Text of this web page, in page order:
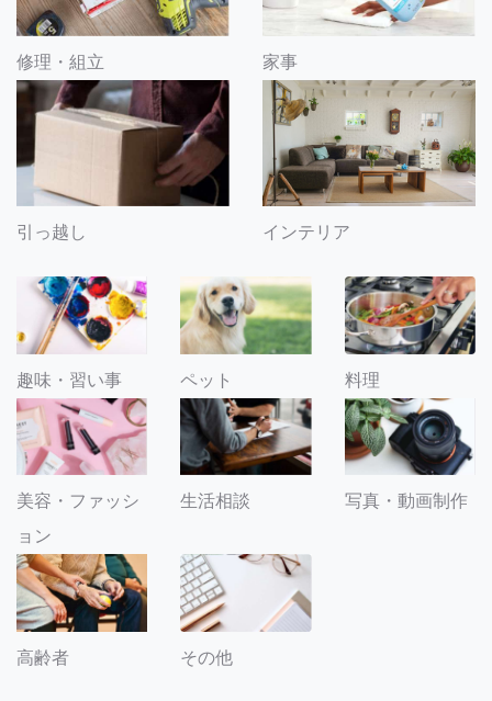
修理・組立 家事
引っ越し インテリア
趣味・習い事 ペット 料理
美容・ファッシ
ョン
生活相談 写真・動画制作
高齢者 その他